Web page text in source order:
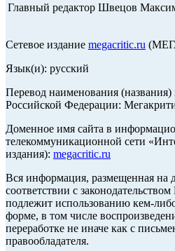
Главный редактор Швецов
Сетевое издание megacritic.ru
Язык(и): русский
Перевод наименования (названия)
Российской Федерации:
Доменное имя сайта в
телекоммуникационной сети
издания): megacritic.ru
Вся информация, размещенная на
соответствии с
подлежит использованию кем-
форме, в том числе
переработке не иначе как с
правообладателя.